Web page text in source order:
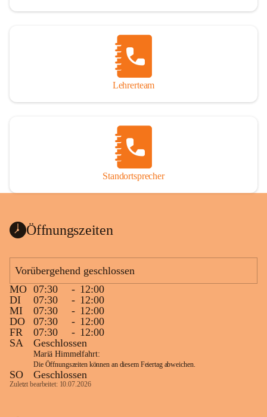
Lehrerteam
Standortsprecher
Öffnungszeiten
Vorübergehend geschlossen
MO 07:30 - 12:00
DI
07:30 - 12:00
MI
07:30 - 12:00
DO
07:30 - 12:00
FR
07:30 - 12:00
SA
Geschlossen
Mariä Himmelfahrt:
Die Öffnungszeiten können an diesem Feiertag abweichen.
SO Geschlossen
Zuletzt bearbeitet: 10.07.2026